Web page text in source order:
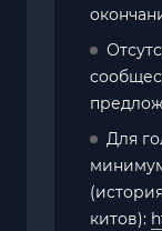
Для
китов):